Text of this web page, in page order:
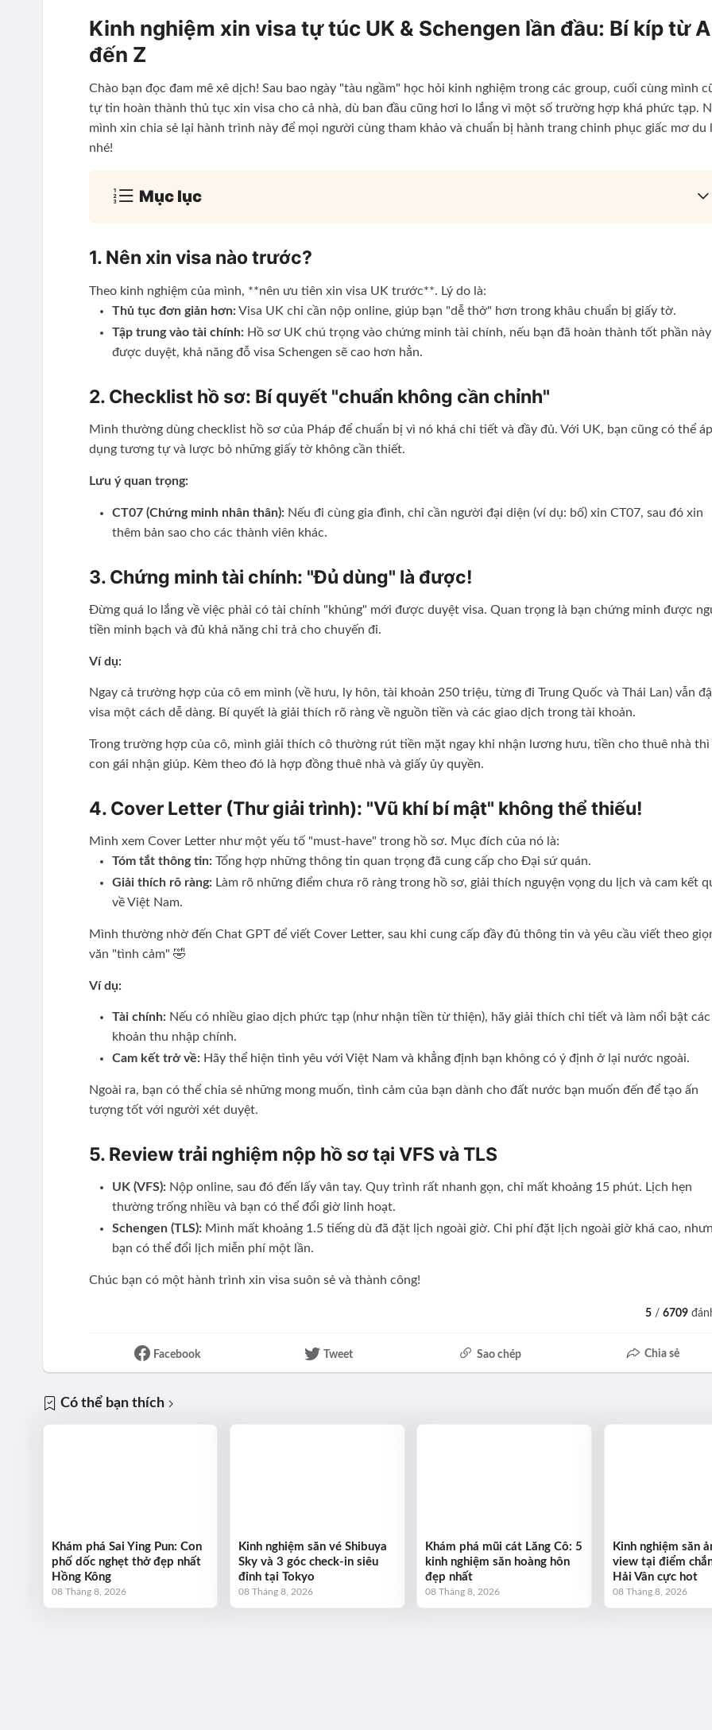
Kinh nghiệm xin visa tự túc UK & Schengen lần đầu: Bí kíp từ A
đến Z
Chào bạn đọc đam mê xê dịch! Sau bao ngày "tàu ngầm" học hỏi kinh nghiệm trong các group, cuối cùng mình
tự tin hoàn thành thủ tục xin visa cho cả nhà, dù ban đầu cũng hơi lo lắng vì một số trường hợp khá phức tạp.
mình xin chia sẻ lại hành trình này để mọi người cùng tham khảo và chuẩn bị hành trang chinh phục giấc mơ du
nhé!
Mục lục
1. Nên xin visa nào trước?
Theo kinh nghiệm của mình, **nên ưu tiên xin visa UK trước**. Lý do là:
Thủ tục đơn giản hơn:Visa UK chỉ cần nộp online, giúp bạn "dễ thở" hơn trong khâu chuẩn bị giấy tờ.
Tập trung vào tài chính: Hồ sơ UK chú trọng vào chứng minh tài chính, nếu bạn đã hoàn thành tốt phần này
được duyệt, khả năng đỗ visa Schengen sẽ cao hơn hẳn.
2. Checklist hồ sơ: Bí quyết "chuẩn không cần chỉnh"
Mình thường dùng checklist hồ sơ của Pháp để chuẩn bị vì nó khá chi tiết và đầy đủ. Với UK, bạn cũng có thể áp
dụng tương tự và lược bỏ những giấy tờ không cần thiết.
Lưu ý quan trọng:
CT07 (Chứng minh nhân thân): Nếu đi cùng gia đình, chỉ cần người đại diện (ví dụ: bố) xin CT07, sau đó xin
thêm bản sao cho các thành viên khác.
3. Chứng minh tài chính: "Đủ dùng" là được!
Đừng quá lo lắng về việc phải có tài chính "khủng" mới được duyệt visa. Quan trọng là bạn chứng minh được
tiền minh bạch và đủ khả năng chi trả cho chuyến đi.
Ví dụ:
Ngay cả trường hợp của cô em mình (về hưu, ly hôn, tài khoản 250 triệu, từng đi Trung Quốc và Thái Lan) vẫn
visa một cách dễ dàng. Bí quyết là giải thích rõ ràng về nguồn tiền và các giao dịch trong tài khoản.
Trong trường hợp của cô, mình giải thích cô thường rút tiền mặt ngay khi nhận lương hưu, tiền cho thuê nhà thì
con gái nhận giúp. Kèm theo đó là hợp đồng thuê nhà và giấy ủy quyền.
4. Cover Letter (Thư giải trình): "Vũ khí bí mật" không thể thiếu!
Mình xem Cover Letter như một yếu tố "must-have" trong hồ sơ. Mục đích của nó là:
Tóm tắt thông tin: Tổng hợp những thông tin quan trọng đã cung cấp cho Đại sứ quán.
Giải thích rõ ràng: Làm rõ những điểm chưa rõ ràng trong hồ sơ, giải thích nguyện vọng du lịch và cam kết
về Việt Nam.
Mình thường nhờ đến Chat GPT để viết Cover Letter, sau khi cung cấp đầy đủ thông tin và yêu cầu viết theo
văn "tình cảm" 🤣
Ví dụ:
Tài chính: Nếu có nhiều giao dịch phức tạp (như nhận tiền từ thiện), hãy giải thích chi tiết và làm nổi bật các
khoản thu nhập chính.
Cam kết trở về: Hãy thể hiện tình yêu với Việt Nam và khẳng định bạn không có ý định ở lại nước ngoài.
Ngoài ra, bạn có thể chia sẻ những mong muốn, tình cảm của bạn dành cho đất nước bạn muốn đến để tạo ấn
tượng tốt với người xét duyệt.
5. Review trải nghiệm nộp hồ sơ tại VFS và TLS
UK (VFS): Nộp online, sau đó đến lấy vân tay. Quy trình rất nhanh gọn, chỉ mất khoảng 15 phút. Lịch hẹn
thường trống nhiều và bạn có thể đổi giờ linh hoạt.
Schengen (TLS): Mình mất khoảng 1.5 tiếng dù đã đặt lịch ngoài giờ. Chi phí đặt lịch ngoài giờ khá cao,
bạn có thể đổi lịch miễn phí một lần.
Chúc bạn có một hành trình xin visa suôn sẻ và thành công!
5 /6709
Facebook Tweet Sao chép Chia sẻ
Có thể bạn thích
Khám phá Sai Ying Pun: Con
phố dốc nghẹt thở đẹp nhất
Hồng Kông
08 Tháng 8, 2026
Kinh nghiệm săn vé Shibuya
Sky và 3 góc check-in siêu
đỉnh tại Tokyo
08 Tháng 8, 2026
Khám phá mũi cát Lăng Cô: 5
kinh nghiệm săn hoàng hôn
đẹp nhất
08 Tháng 8, 2026
Kinh nghiệm săn
view tại điểm
Hải Vân cực hot
08 Tháng 8, 2026